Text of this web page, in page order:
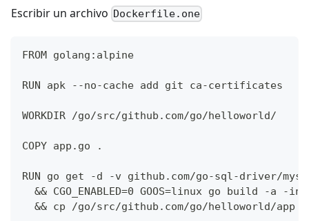
Escribir un archivo Dockerfile.one
FROM golang:alpine
RUN apk --no-cache add git ca-certificates
WORKDIR /go/src/github.com/go/helloworld/
COPY app.go .
RUN go get -d -v github.com/go-sql-driver/
&& CGO_ENABLED=0 GOOS=linux go build -a -
&& cp /go/src/github.com/go/helloworld/app